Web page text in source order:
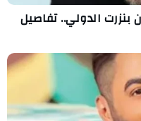
الدولي.. تفاصيل